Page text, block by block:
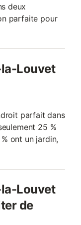
deux
parfaite pour
Louvet
parfait dans
25 %
ont un jardin,
Louvet
de